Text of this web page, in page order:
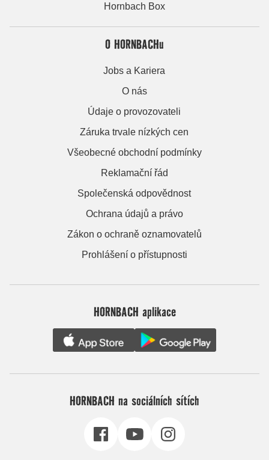
Hornbach Box
O HORNBACHu
Jobs a Kariera
O nás
Údaje o provozovateli
Záruka trvale nízkých cen
Všeobecné obchodní podmínky
Reklamační řád
Společenská odpovědnost
Ochrana údajů a právo
Zákon o ochraně oznamovatelů
Prohlášení o přístupnosti
HORNBACH aplikace
HORNBACH na sociálních sítích